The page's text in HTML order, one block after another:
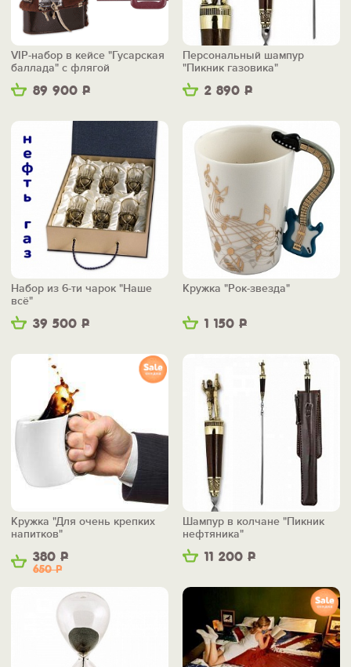
89 900 Р
VIP-набор в кейсе "Гусарская
баллада" с флягой
2 890 Р
Персональный шампур
"Пикник газовика"
39 500 Р
Набор из 6-ти чарок "Наше
всё"
1 150 Р
Кружка "Рок-звезда"
380 Р
650Р
Кружка "Для очень крепких
напитков"
11 200 Р
Шампур в колчане "Пикник
нефтяника"